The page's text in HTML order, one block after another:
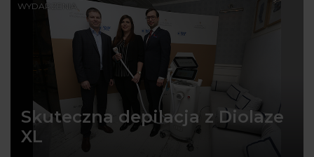
WYDARZENIA
Skuteczna depilacja z Diolaze
XL